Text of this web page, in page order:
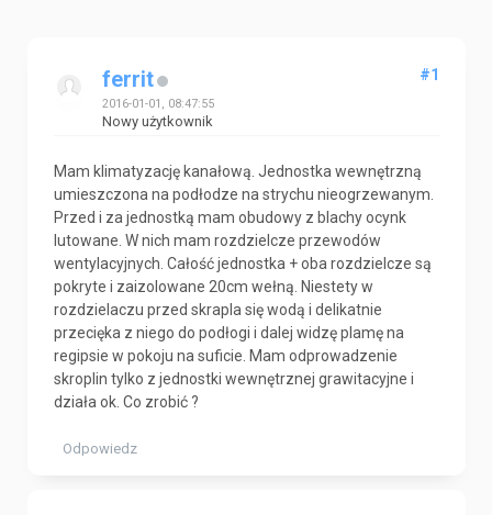
ferrit
2016-01-01, 08:47:55
Nowy użytkownik
#1
Mam klimatyzację kanałową. Jednostka wewnętrzną
umieszczona na podłodze na strychu nieogrzewanym.
Przed i za jednostką mam obudowy z blachy ocynk
lutowane. W nich mam rozdzielcze przewodów
wentylacyjnych. Całość jednostka + oba rozdzielcze są
pokryte i zaizolowane 20cm wełną. Niestety w
rozdzielaczu przed skrapla się wodą i delikatnie
przecięka z niego do podłogi i dalej widzę plamę na
regipsie w pokoju na suficie. Mam odprowadzenie
skroplin tylko z jednostki wewnętrznej grawitacyjne i
działa ok. Co zrobić ?
Odpowiedz